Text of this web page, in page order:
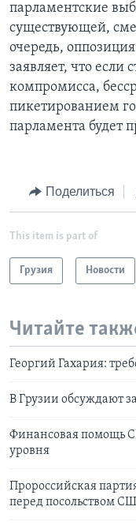
парламентские
существующей,
очередь,
заявляет, что если
компромисса,
пикетированием
парламента будет
Поделиться
This item is part of
Грузия Новости
Читайте
Георгий Гахария:
В Грузии обсуждают
Финансовая помощь
уровня
Пророссийская
перед посольством